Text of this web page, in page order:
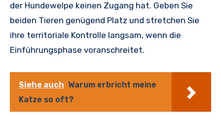
der Hundewelpe keinen Zugang hat. Geben Sie
beiden Tieren genügend Platz und stretchen Sie
ihre territoriale Kontrolle langsam, wenn die
Einführungsphase voranschreitet.
Siehe auch Warum erbricht meine
Katze so oft?